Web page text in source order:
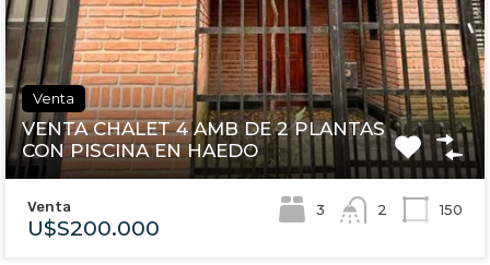
Venta
VENTA CHALET 4 AMB DE 2 PLANTAS
CON PISCINA EN HAEDO
Venta
U$S200.000
3 2 150